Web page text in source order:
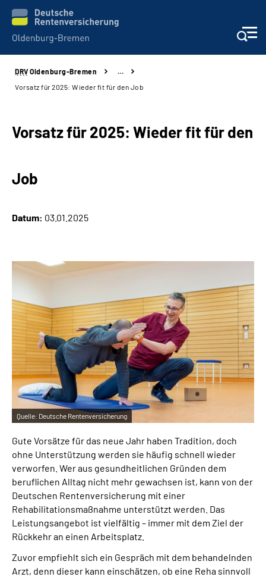
Services
Karriere
Inhalte in Gebärdensprache (DGS)
Leichte Sprache
Suche
Mein Kundenportal
DRV Oldenburg-Bremen
…
Vorsatz für 2025: Wieder fit für den Job
Vorsatz für 2025: Wieder fit für den
Job
Datum: 03.01.2025
Quelle: Deutsche Rentenversicherung
Gute Vorsätze für das neue Jahr haben Tradition, doch
ohne Unterstützung werden sie häufig schnell wieder
verworfen. Wer aus gesundheitlichen Gründen dem
beruflichen Alltag nicht mehr gewachsen ist, kann von der
Deutschen Rentenversicherung mit einer
Rehabilitationsmaßnahme unterstützt werden. Das
Leistungsangebot ist vielfältig – immer mit dem Ziel der
Rückkehr an einen Arbeitsplatz.
Zuvor empfiehlt sich ein Gespräch mit dem behandelnden
Arzt, denn dieser kann einschätzen, ob eine Reha sinnvoll